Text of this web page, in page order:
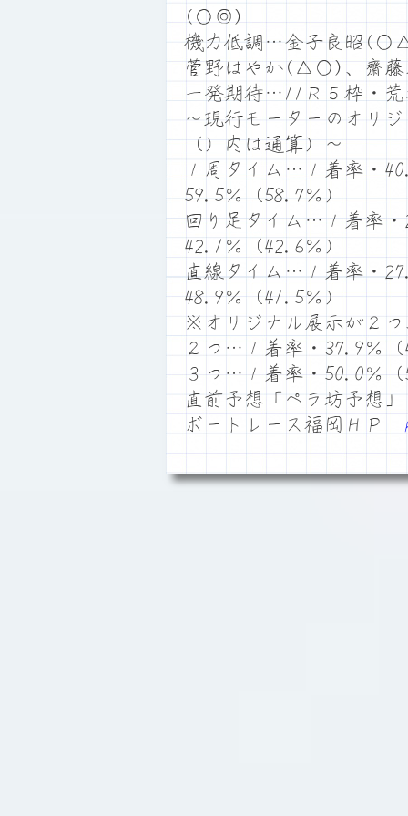
(○◎)
機力低調…金子良昭
菅野はやか(△○)、齋
一発期待…11Ｒ５枠・
～現行モーターのオリ
（）内は通算）～
１周タイム…１着率・
59.5％（58.7％）
回り足タイム…１着率
42.1％（42.6％）
直線タイム…１着率・
48.9％（41.5％）
※オリジナル展示が２
２つ…１着率・37.9％
３つ…１着率・50.0％
直前予想「ペラ坊予想
ボートレース福岡ＨＰ